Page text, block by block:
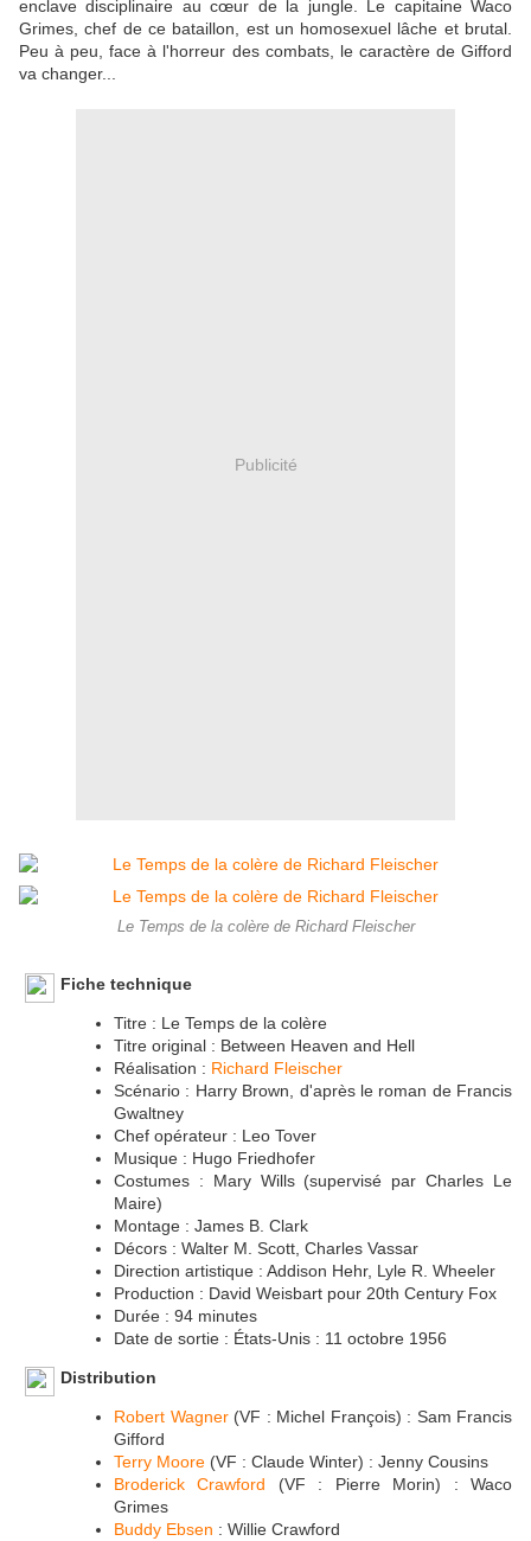
enclave disciplinaire au cœur de la jungle. Le capitaine Waco
Grimes, chef de ce bataillon, est un homosexuel lâche et brutal.
Peu à peu, face à l'horreur des combats, le caractère de Gifford
va changer...
Publicité
Le Temps de la colère de Richard Fleischer
Fiche technique
Titre : Le Temps de la colère
Titre original : Between Heaven and Hell
Réalisation : Richard Fleischer
Scénario : Harry Brown, d'après le roman de Francis
Gwaltney
Chef opérateur : Leo Tover
Musique : Hugo Friedhofer
Costumes : Mary Wills (supervisé par Charles Le
Maire)
Montage : James B. Clark
Décors : Walter M. Scott, Charles Vassar
Direction artistique : Addison Hehr, Lyle R. Wheeler
Production : David Weisbart pour 20th Century Fox
Durée : 94 minutes
Date de sortie : États-Unis : 11 octobre 1956
Distribution
Robert Wagner(VF : Michel François) : Sam Francis
Gifford
Terry Moore (VF : Claude Winter) : Jenny Cousins
Broderick Crawford (VF : Pierre Morin) : Waco
Grimes
Buddy Ebsen : Willie Crawford